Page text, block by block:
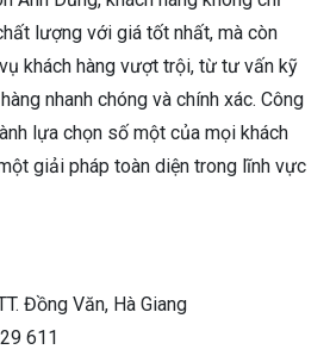
lượng với giá tốt nhất, mà còn
khách hàng vượt trội, từ tư vấn kỹ
nhanh chóng và chính xác. Công
lựa chọn số một của mọi khách
giải pháp toàn diện trong lĩnh vực
Đồng Văn, Hà Giang
611